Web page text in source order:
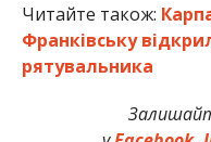
Читайте також:
Франківську
рятувальника